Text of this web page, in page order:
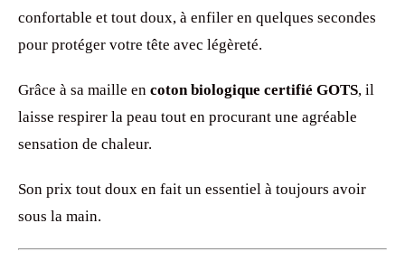
confortable et tout doux, à enfiler en quelques secondes
pour protéger votre tête avec légèreté.
Grâce à sa maille en coton biologique certifié GOTS, il
laisse respirer la peau tout en procurant une agréable
sensation de chaleur.
Son prix tout doux en fait un essentiel à toujours avoir
sous la main.